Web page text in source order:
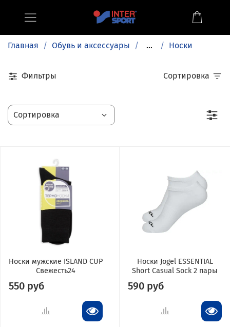
Главная Обувь и аксессуары ... Носки
Фильтры Сортировка
Носки мужские ISLAND CUP
Свежесть24
550 руб
Носки Jogel ESSENTIAL
Short Casual Sock 2 пары
590 руб